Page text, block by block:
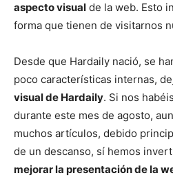
aspecto visual de la web. Esto
forma que tienen de visitarnos
Desde que Hardaily nació, se
poco características internas,
visual de Hardaily. Si nos
durante este mes de agosto,
muchos artículos, debido
de un descanso, sí hemos
mejorar la presentación de la